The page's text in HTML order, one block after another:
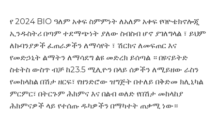
የ 2024 BIO ዓለም አቀፍ ስምምነት ለአለም አቀፍ የባዮቴክኖሎጂ
ኢንዱስትሪ በጣም ተደማጭነት ያለው ስብስብ ሆኖ ያገለግላል ፣ ይህም
ለኩባንያዎች ፈጠራዎችን ለማሳየት ፣ ሽርክና ለመፍጠር እና
የመድኃኒት ልማትን ለማሳደግ ልዩ መድረክ ይሰጣል ። በዩናይትድ
ስቴትስ ውስጥ ብቻ ከ23.5 ሚሊዮን በላይ ሰዎችን ለሚይዘው ራስን
የመከላከል በሽታ ዘርፍ፣ የዘንድሮው ዝግጅት በተለይ በቅድመ ክሊኒካል
ምርምር፣ በትርጉም ሕክምና እና በልብ ወለድ የበሽታ መከላከያ
ሕክምናዎች ላይ የተሰጡ ዱካዎችን በማካተት ጠቃሚ ነው።